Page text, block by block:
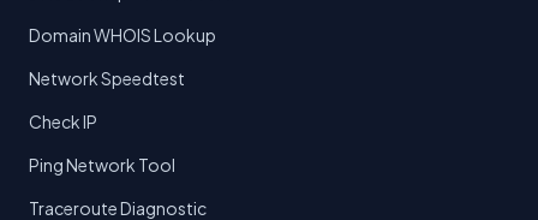
Domain WHOIS Lookup
Network Speedtest
Check IP
Ping Network Tool
Traceroute Diagnostic